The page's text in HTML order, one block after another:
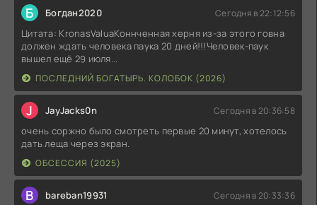
Б Богдан2020 Сегодня в 22:12:56
Цитата: KronasValuaКоннченная херня из-за этого говна
должен ждать человека паука 20 дней!!!Человек-паук
вышел ещё 29 июля...
ПОСЛЕДНИЙ БОГАТЫРЬ. КОЛОБОК (2026)
J JayJacks0n Сегодня в 20:36:58
очень соржно было смотреть первые 20 минут, хотелось
дать леща через экран.
ОБСЕССИЯ (2025)
B bareban19931 Сегодня в 20:33:36